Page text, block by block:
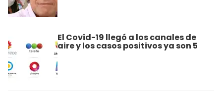
El Covid-19 llegó a los canales de
aire y los casos positivos ya son 5